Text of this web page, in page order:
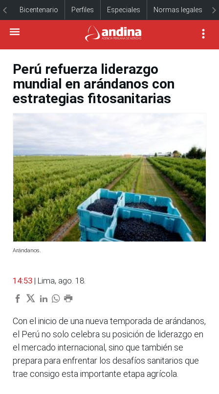
Bicentenario Perfiles Especiales Normas legales
Perú refuerza liderazgo
mundial en arándanos con
estrategias fitosanitarias
Arándanos.
14:53 | Lima, ago. 18.
Con el inicio de una nueva temporada de arándanos,
el Perú no solo celebra su posición de liderazgo en
el mercado internacional, sino que también se
prepara para enfrentar los desafíos sanitarios que
trae consigo esta importante etapa agrícola.